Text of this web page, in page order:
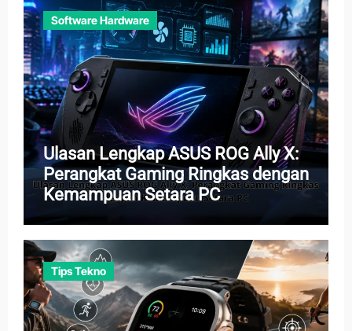
Software Hardware
Ulasan Lengkap ASUS ROG Ally X:
Perangkat Gaming Ringkas dengan
Kemampuan Setara PC
Tips Tekno